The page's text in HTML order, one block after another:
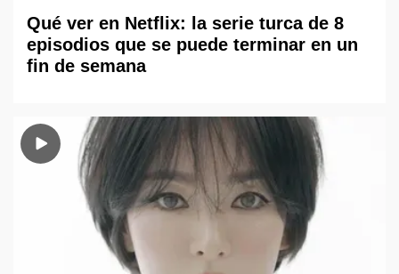
Qué ver en Netflix: la serie turca de 8
episodios que se puede terminar en un
fin de semana